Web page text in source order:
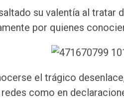
su valentía al tratar
por quienes
el trágico
como en